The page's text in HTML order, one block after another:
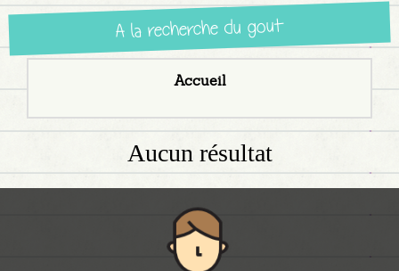
A la recherche du gout
Accueil
Aucun résultat